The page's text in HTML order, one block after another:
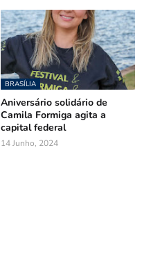
BRASÍLIA
Aniversário solidário de
Camila Formiga agita a
capital federal
14 Junho, 2024